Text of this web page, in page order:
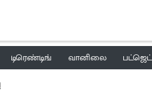
டிரெண்டிங் வானிலை பட்ஜெட்